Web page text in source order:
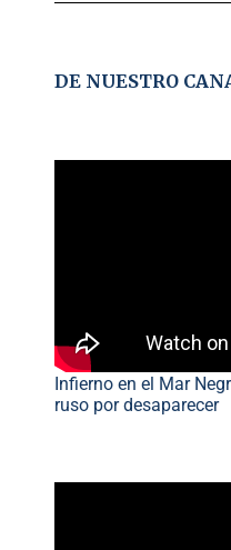
DE NUESTRO
Infierno en el Mar
ruso por desaparecer